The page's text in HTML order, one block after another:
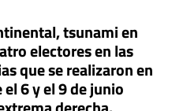
tsunami en
electores en las
que se realizaron en
6 y el 9 de junio